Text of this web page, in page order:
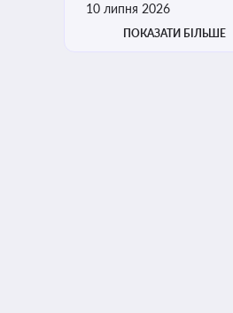
10 липня 2026
ПОКАЗАТИ БІЛЬШЕ